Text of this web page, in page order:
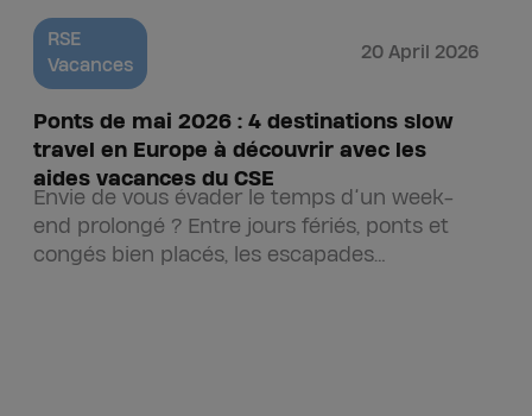
RSE
Vacances
20 April 2026
Ponts de mai 2026 : 4 destinations slow
travel en Europe à découvrir avec les
aides vacances du CSE
Envie de vous évader le temps d’un week-
end prolongé ? Entre jours fériés, ponts et
congés bien placés, les escapades